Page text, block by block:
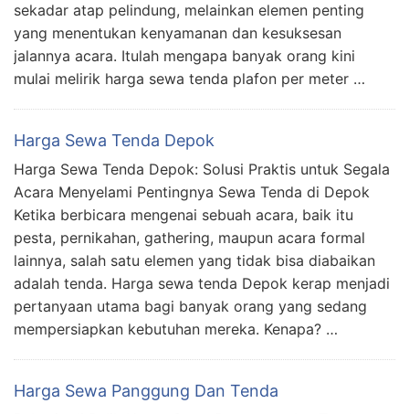
sekadar atap pelindung, melainkan elemen penting
yang menentukan kenyamanan dan kesuksesan
jalannya acara. Itulah mengapa banyak orang kini
mulai melirik harga sewa tenda plafon per meter …
Harga Sewa Tenda Depok
Harga Sewa Tenda Depok: Solusi Praktis untuk Segala
Acara Menyelami Pentingnya Sewa Tenda di Depok
Ketika berbicara mengenai sebuah acara, baik itu
pesta, pernikahan, gathering, maupun acara formal
lainnya, salah satu elemen yang tidak bisa diabaikan
adalah tenda. Harga sewa tenda Depok kerap menjadi
pertanyaan utama bagi banyak orang yang sedang
mempersiapkan kebutuhan mereka. Kenapa? …
Harga Sewa Panggung Dan Tenda